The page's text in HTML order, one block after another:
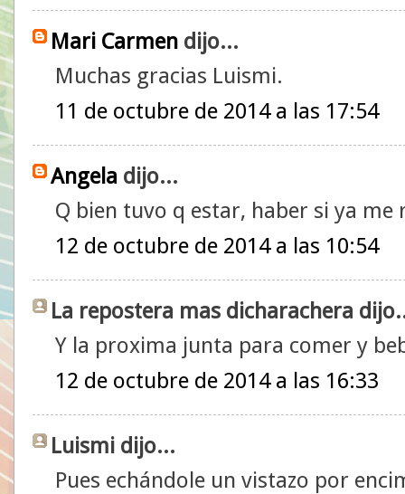
Mari Carmen dijo...
Muchas gracias Luismi.
11 de octubre de 2014 a las 17:54
Angela dijo...
Q bien tuvo q estar, haber si ya
12 de octubre de 2014 a las 10:54
La repostera mas dicharachera
Y la proxima junta para comer y
12 de octubre de 2014 a las 16:33
Luismi dijo...
Pues echándole un vistazo por